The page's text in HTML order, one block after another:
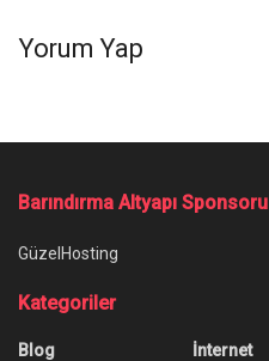
Yorum Yap
Barındırma Altyapı Sponsoru
GüzelHosting
Kategoriler
Blog
İnternet